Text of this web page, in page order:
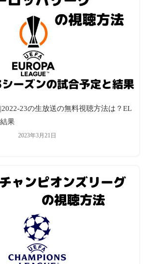
2023年3月21日
23の生放送の無料視聴方法は？EL
果